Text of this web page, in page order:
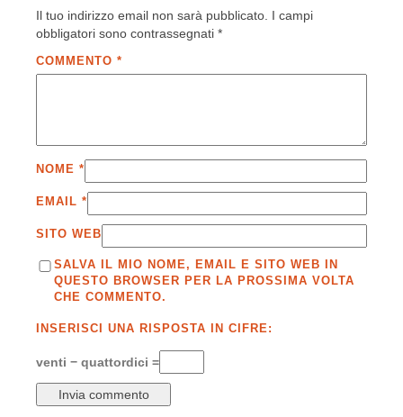
Il tuo indirizzo email non sarà pubblicato. I campi
obbligatori sono contrassegnati *
COMMENTO *
NOME *
EMAIL *
SITO WEB
SALVA IL MIO NOME, EMAIL E SITO WEB IN
QUESTO BROWSER PER LA PROSSIMA VOLTA
CHE COMMENTO.
INSERISCI UNA RISPOSTA IN CIFRE:
venti − quattordici =